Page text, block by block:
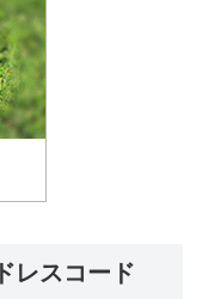
レスコード